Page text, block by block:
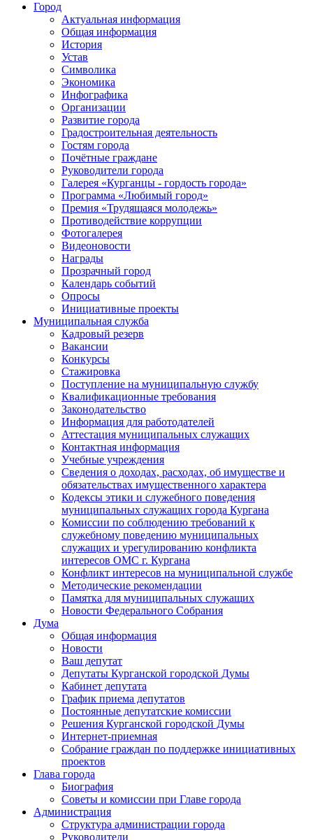
Город
Актуальная информация
Общая информация
История
Устав
Символика
Экономика
Инфографика
Организации
Развитие города
Градостроительная деятельность
Гостям города
Почётные граждане
Руководители города
Галерея «Курганцы - гордость города»
Программа «Любимый город»
Премия «Трудящаяся молодежь»
Противодействие коррупции
Фотогалерея
Видеоновости
Награды
Прозрачный город
Календарь событий
Опросы
Инициативные проекты
Муниципальная служба
Кадровый резерв
Вакансии
Конкурсы
Стажировка
Поступление на муниципальную службу
Квалификационные требования
Законодательство
Информация для работодателей
Аттестация муниципальных служащих
Контактная информация
Учебные учреждения
Сведения о доходах, расходах, об имуществе и
обязательствах имущественного характера
Кодексы этики и служебного поведения
муниципальных служащих города Кургана
Комиссии по соблюдению требований к
служебному поведению муниципальных
служащих и урегулированию конфликта
интересов ОМС г. Кургана
Конфликт интересов на муниципальной службе
Методические рекомендации
Памятка для муниципальных служащих
Новости Федерального Cобрания
Дума
Общая информация
Новости
Ваш депутат
Депутаты Курганской городской Думы
Кабинет депутата
График приема депутатов
Постоянные депутатские комиссии
Решения Курганской городской Думы
Интернет-приемная
Собрание граждан по поддержке инициативных
проектов
Глава города
Биография
Советы и комиссии при Главе города
Администрация
Структура администрации города
Руководители